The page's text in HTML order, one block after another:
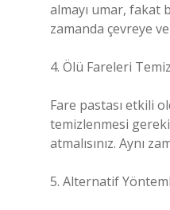
almayı umar, fakat
zamanda çevreye
4. Ölü Fareleri
Fare pastası etkili
temizlenmesi
atmalısınız. Aynı
5. Alternatif